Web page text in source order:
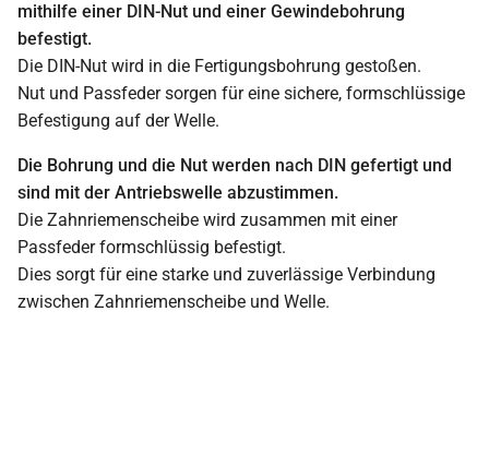
mithilfe einer DIN-Nut und einer Gewindebohrung
befestigt.
Die DIN-Nut wird in die Fertigungsbohrung gestoßen.
Nut und Passfeder sorgen für eine sichere, formschlüssige
Befestigung auf der Welle.
Die Bohrung und die Nut werden nach DIN gefertigt und
sind mit der Antriebswelle abzustimmen.
Die Zahnriemenscheibe wird zusammen mit einer
Passfeder formschlüssig befestigt.
Dies sorgt für eine starke und zuverlässige Verbindung
zwischen Zahnriemenscheibe und Welle.